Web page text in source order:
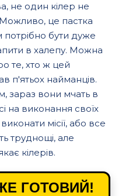
не один кілер не
це пастка
бути дуже
в халепу. Можна
те, хто ж цей
п'ятьох найманців.
зараз вони мчать в
на виконання своїх
місії, або все
труднощі, але
кілерів.
ГОТОВИЙ!